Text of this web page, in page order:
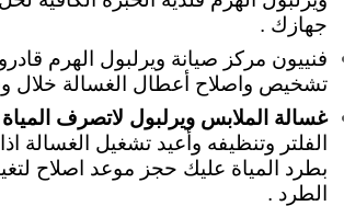
جهازك .
فنييون مركز صيانة ويرلبول الهرم
تشخيص واصلاح أعطال الغسالة خلال
غسالة الملابس ويرلبول لاتصرف المياة
الفلتر وتنظيفه وأعيد تشغيل الغسالة
بطرد المياة عليك حجز موعد اصلاح
الطرد .